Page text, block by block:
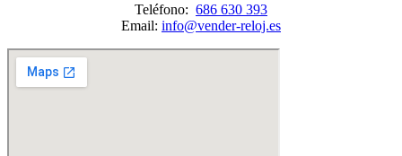
Teléfono: 686 630 393
Email: info@vender-reloj.es